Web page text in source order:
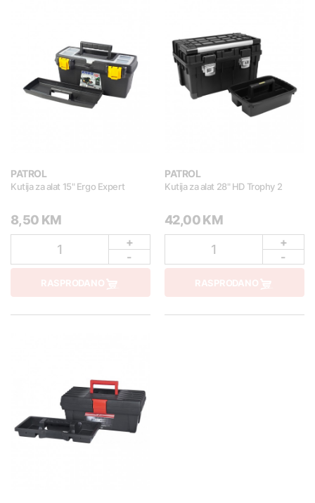
PATROL
Kutija za alat 15" Ergo Expert
8,50 KM
1
+
-
RASPRODANO
PATROL
Kutija za alat 28" HD Trophy 2
42,00 KM
1
+
-
RASPRODANO